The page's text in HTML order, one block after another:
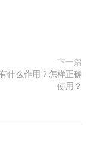
下一篇
什么作用？怎样正确
使用？